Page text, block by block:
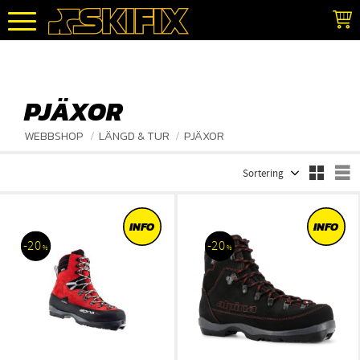
Meny
PJÄXOR
WEBBSHOP LÄNGD & TUR PJÄXOR
20 %
INFO
20 %
INFO